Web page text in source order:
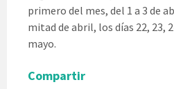
primero del mes, del 1 a 3 de
mitad de abril, los días 22, 23,
mayo.
Compartir